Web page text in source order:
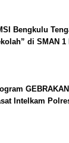
Bengkulu
di SMAN
Intelkam